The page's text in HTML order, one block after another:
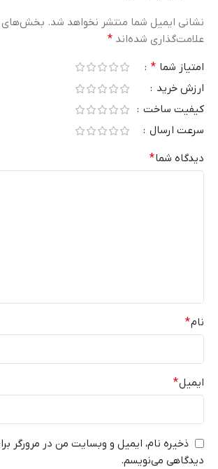
نشانی ایمیل شما منتشر نخواهد شد. بخش‌های
علامت‌گذاری شده‌اند *
امتیاز شما *
ارزش خرید
کیفیت ساخت
سرعت ارسال
دیدگاه شما*
نام*
ایمیل*
ذخیره نام، ایمیل و وبسایت من در مرورگر
دیدگاهی می‌نویسم.